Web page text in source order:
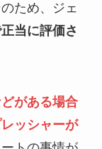
ため、ジェ
当に評価さ
がある場合
ッシャーが